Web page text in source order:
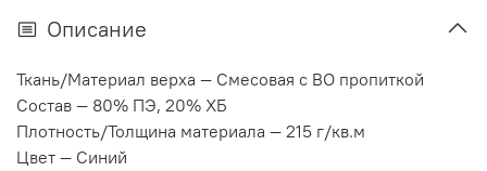
Описание
Ткань/Материал верха — Смесовая с ВО пропиткой
Состав — 80% ПЭ, 20% ХБ
Плотность/Толщина материала — 215 г/кв.м
Цвет — Синий